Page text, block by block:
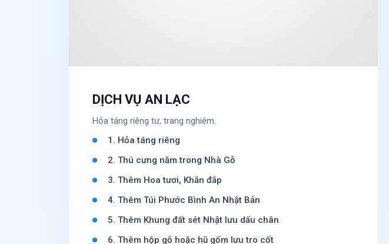
DỊCH VỤ AN LẠC
Hỏa táng riêng tư, trang nghiêm.
1. Hỏa táng riêng
2. Thú cưng nằm trong Nhà Gỗ
3. Thêm Hoa tươi, Khăn đắp
4. Thêm Túi Phước Bình An Nhật Bản
5. Thêm Khung đất sét Nhật lưu dấu chân
6. Thêm hộp gỗ hoặc hũ gốm lưu tro cốt